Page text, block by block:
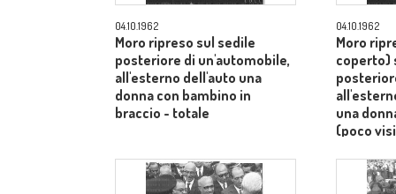
04.10.1962
Moro ripreso sul sedile
posteriore di un'automobile,
all'esterno dell'auto una
donna con bambino in
braccio - totale
04.10.1962
Moro
coperto)
una
(poco